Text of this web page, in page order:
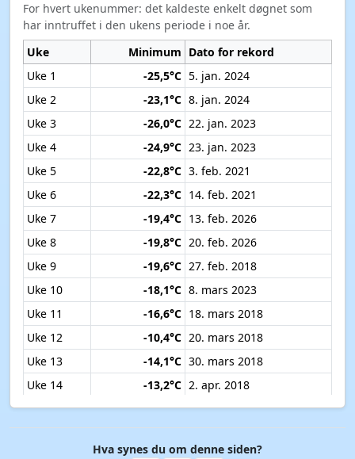
For hvert ukenummer: det kaldeste enkelt døgnet som
har inntruffet i den ukens periode i noe år.
Uke
Minimum Dato for rekord
Uke 1
-25,5°C 5. jan. 2024
Uke 2
-23,1°C 8. jan. 2024
Uke 3
-26,0°C 22. jan. 2023
Uke 4
-24,9°C 23. jan. 2023
Uke 5
-22,8°C 3. feb. 2021
Uke 6
-22,3°C 14. feb. 2021
Uke 7
-19,4°C 13. feb. 2026
Uke 8
-19,8°C 20. feb. 2026
Uke 9
-19,6°C 27. feb. 2018
Uke 10
-18,1°C 8. mars 2023
Uke 11
-16,6°C 18. mars 2018
Uke 12
-10,4°C 20. mars 2018
Uke 13
-14,1°C 30. mars 2018
Uke 14
-13,2°C 2. apr. 2018
Uke 15
-5,9°C 9. apr. 2019
Uke 16
-5,7°C 19. apr. 2017
Hva synes du om denne siden?